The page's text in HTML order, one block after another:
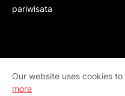
pariwisata
Our website uses cookies
more